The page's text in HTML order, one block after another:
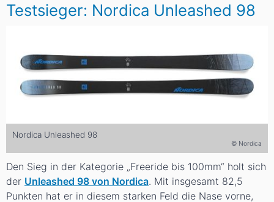
Testsieger: Nordica Unleashed 98
Nordica Unleashed 98
© Nordica
Den Sieg in der Kategorie „Freeride bis 100mm“ holt sich
der Unleashed 98 von Nordica. Mit insgesamt 82,5
Punkten hat er in diesem starken Feld die Nase vorne,